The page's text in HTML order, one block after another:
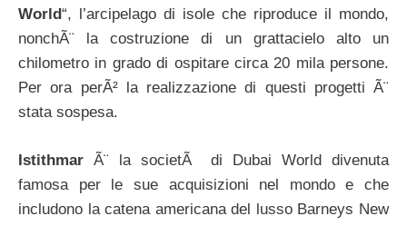
World“, l’arcipelago di isole che riproduce il mondo,
nonchÃ¨ la costruzione di un grattacielo alto un
chilometro in grado di ospitare circa 20 mila persone.
Per ora perÃ² la realizzazione di questi progetti Ã¨
stata sospesa.
Istithmar Ã¨ la societÃ di Dubai World divenuta
famosa per le sue acquisizioni nel mondo e che
includono la catena americana del lusso Barneys New